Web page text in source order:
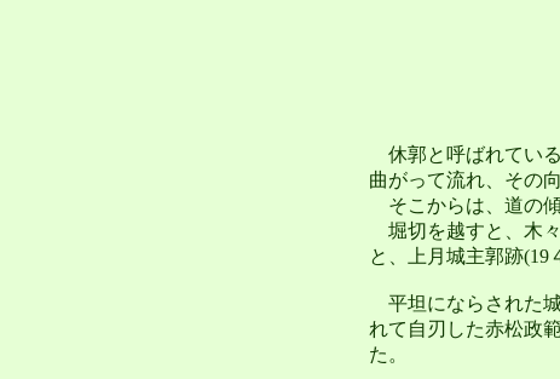
休郭と呼ばれてい
曲がって流れ、その
そこからは、道の
堀切を越すと、木
と、上月城主郭跡(19
平坦にならされた
れて自刃した赤松政
た。